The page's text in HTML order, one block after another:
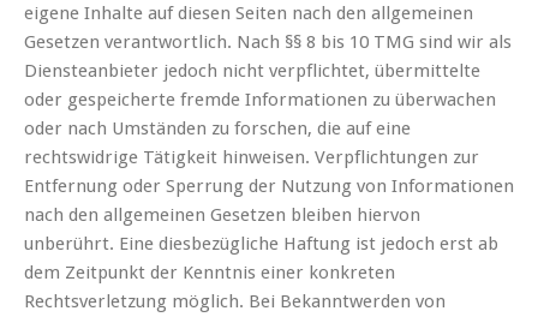
eigene Inhalte auf diesen Seiten nach den allgemeinen
Gesetzen verantwortlich. Nach §§ 8 bis 10 TMG sind wir als
Diensteanbieter jedoch nicht verpflichtet, übermittelte
oder gespeicherte fremde Informationen zu überwachen
oder nach Umständen zu forschen, die auf eine
rechtswidrige Tätigkeit hinweisen. Verpflichtungen zur
Entfernung oder Sperrung der Nutzung von Informationen
nach den allgemeinen Gesetzen bleiben hiervon
unberührt. Eine diesbezügliche Haftung ist jedoch erst ab
dem Zeitpunkt der Kenntnis einer konkreten
Rechtsverletzung möglich. Bei Bekanntwerden von